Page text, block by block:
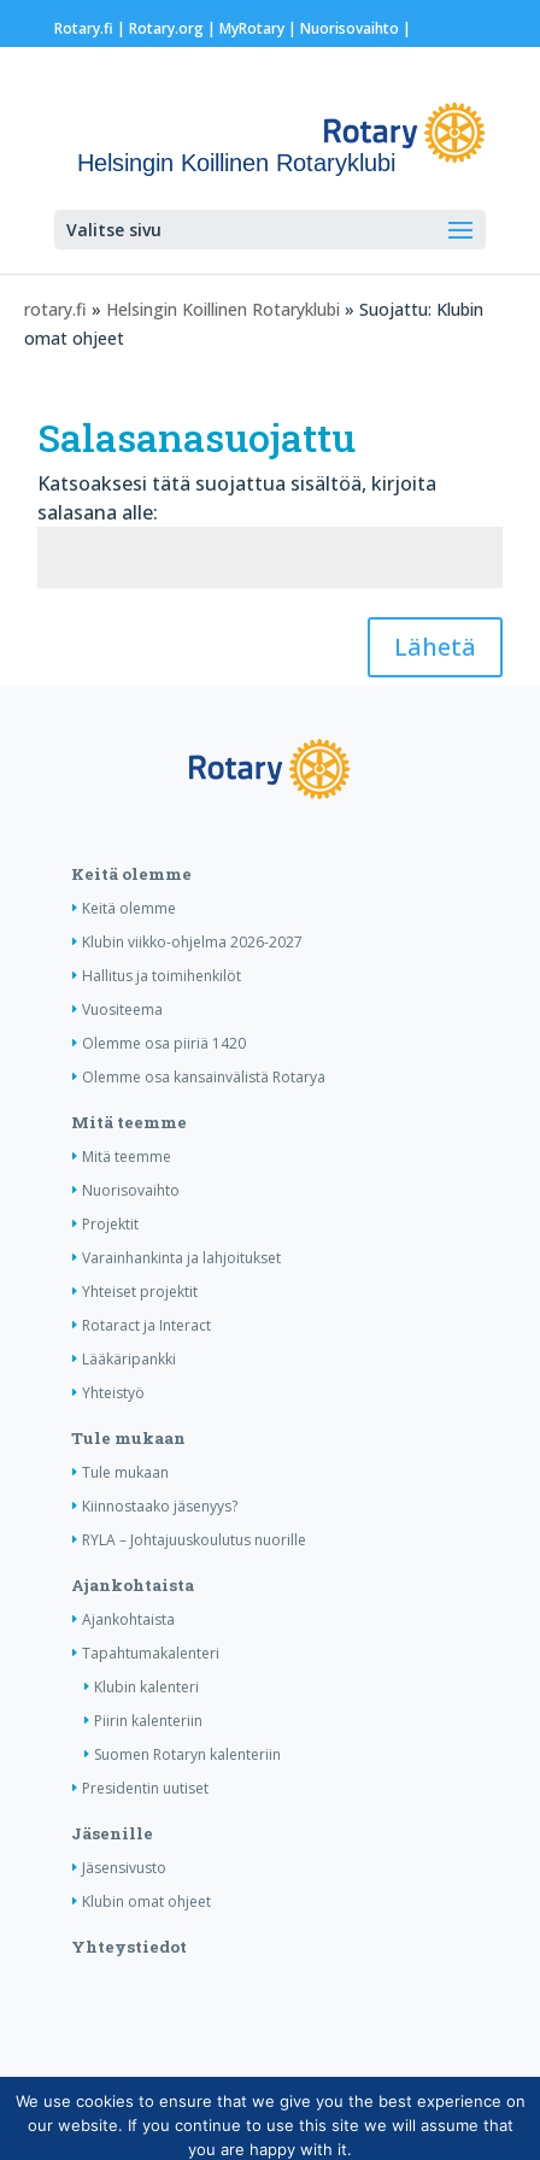
Rotary.fi | Rotary.org| MyRotary | Nuorisovaihto |
Helsingin Koillinen Rotaryklubi
Valitse sivu
rotary.fi » Helsingin Koillinen Rotaryklubi » Suojattu: Klubin
omat ohjeet
Salasanasuojattu
Katsoaksesi tätä suojattua sisältöä, kirjoita
salasana alle:
Lähetä
Keitä olemme
Keitä olemme
Klubin viikko-ohjelma 2026-2027
Hallitus ja toimihenkilöt
Vuositeema
Olemme osa piiriä 1420
Olemme osa kansainvälistä Rotarya
Mitä teemme
Mitä teemme
Nuorisovaihto
Projektit
Varainhankinta ja lahjoitukset
Yhteiset projektit
Rotaract ja Interact
Lääkäripankki
Yhteistyö
Tule mukaan
Tule mukaan
Kiinnostaako jäsenyys?
RYLA – Johtajuuskoulutus nuorille
Ajankohtaista
Ajankohtaista
Tapahtumakalenteri
Klubin kalenteri
Piirin kalenteriin
Suomen Rotaryn kalenteriin
Presidentin uutiset
Jäsenille
Jäsensivusto
Klubin omat ohjeet
Yhteystiedot
Copyright © Suomen Rotarypalvelu ry 2026 |
Jäsentietojärjestelmän tietosuojaseloste|Henkilötietojen
We use cookies to ensure that we give you the best experience on
our website. If you continue to use this site we will assume that
you are happy with it.